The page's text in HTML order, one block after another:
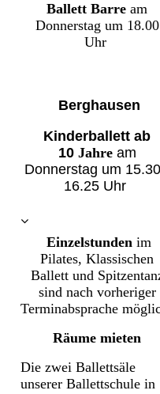
Ballett Barre am
Donnerstag um 18.00
Uhr
Berghausen
Kinderballettab
10 Jahre am
Donnerstag um
16.25 Uhr
Einzelstunden im
Pilates, Klassischen
Ballett und
sind nach vorheriger
Terminabsprache
Räume mieten
Die zwei Ballettsäle
unserer Ballettschule in